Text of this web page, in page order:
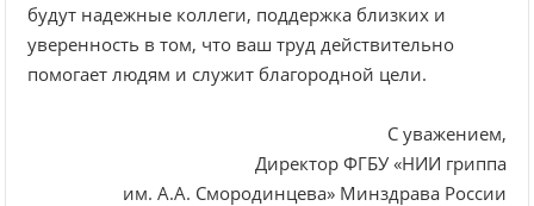
будут надежные коллеги, поддержка близких и
уверенность в том, что ваш труд действительно
помогает людям и служит благородной цели.
С уважением,
Директор ФГБУ «НИИ гриппа
им. А.А. Смородинцева» Минздрава России